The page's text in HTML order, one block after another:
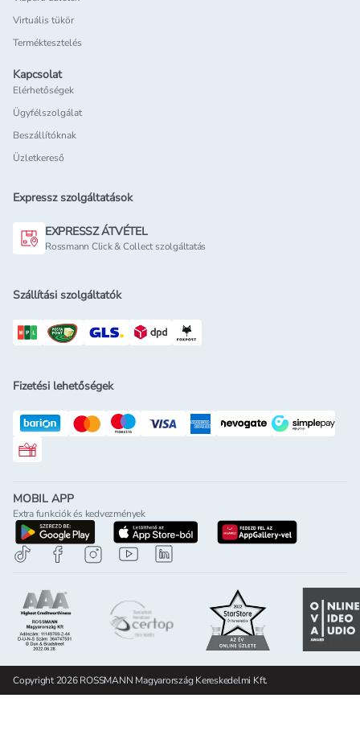
Virtuális tükör
Terméktesztelés
Kapcsolat
Elérhetőségek
Ügyfélszolgálat
Beszállítóknak
Üzletkereső
Expressz szolgáltatások
EXPRESSZ ÁTVÉTEL
Rossmann Click & Collect szolgáltatás
Szállítási szolgáltatók
Fizetési lehetőségek
Rossmann ajándékkártya
MOBIL APP
Extra funkciók és kedvezmények
letöltés a google-play-rölletöltés az app-store-ból
letöltés
Copyright 2026 ROSSMANN Magyarország Kereskedelmi Kft.